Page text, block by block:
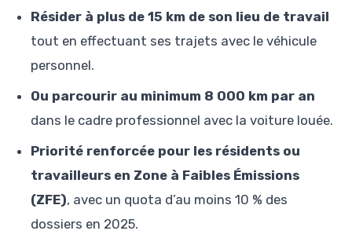
Résider à plus de 15 km de son lieu de travail
tout en effectuant ses trajets avec le véhicule
personnel.
Ou parcourir au minimum 8 000 km par an
dans le cadre professionnel avec la voiture louée.
Priorité renforcée pour les résidents ou
travailleurs en Zone à Faibles Émissions
(ZFE), avec un quota d’au moins 10 % des
dossiers en 2025.